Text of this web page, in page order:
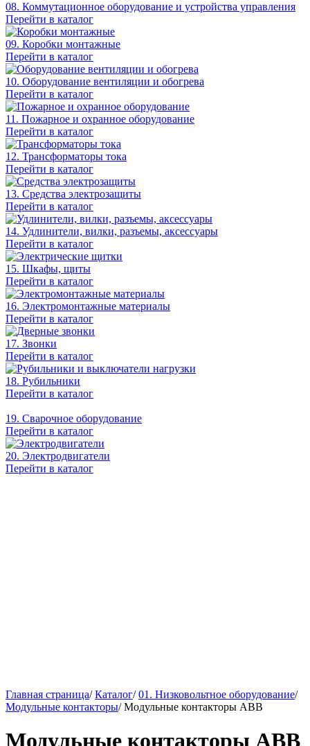
08. Коммутационное оборудование и устройства управления
Перейти в каталог
09. Коробки монтажные
Перейти в каталог
10. Оборудование вентиляции и обогрева
Перейти в каталог
11. Пожарное и охранное оборудование
Перейти в каталог
12. Трансформаторы тока
Перейти в каталог
13. Средства электрозащиты
Перейти в каталог
14. Удлинители, вилки, разъемы, аксессуары
Перейти в каталог
15. Шкафы, щиты
Перейти в каталог
16. Электромонтажные материалы
Перейти в каталог
17. Звонки
Перейти в каталог
18. Рубильники
Перейти в каталог
19. Сварочное оборудование
Перейти в каталог
20. Электродвигатели
Перейти в каталог
Главная страница/ Каталог/ 01. Низковольтное оборудование/
Модульные контакторы/ Модульные контакторы ABB
Модульные контакторы ABB